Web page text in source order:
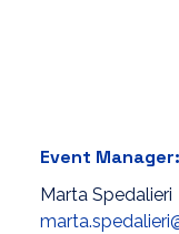
Event Manager:
Marta Spedalieri